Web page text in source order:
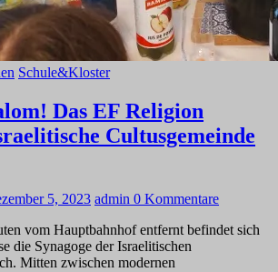
Schule&Kloster
Das EF Religion
Cultusgemeinde
5, 2023 admin 0 Kommentare
vom Hauptbahnhof entfernt befindet sich
die Synagoge der Israelitischen
Mitten zwischen modernen